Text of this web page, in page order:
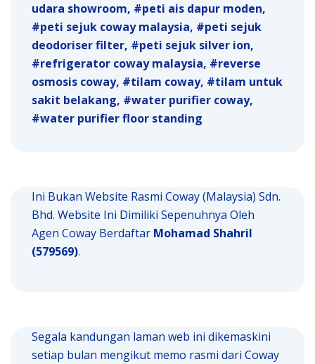
udara showroom
peti ais dapur moden
peti sejuk coway malaysia
peti sejuk
deodoriser filter
peti sejuk silver ion
refrigerator coway malaysia
reverse
osmosis coway
tilam coway
tilam untuk
sakit belakang
water purifier coway
water purifier floor standing
Ini Bukan Website Rasmi Coway (Malaysia) Sdn.
Bhd. Website Ini Dimiliki Sepenuhnya Oleh
Agen Coway Berdaftar Mohamad Shahril
(579569).
Segala kandungan laman web ini dikemaskini
setiap bulan mengikut memo rasmi dari Coway